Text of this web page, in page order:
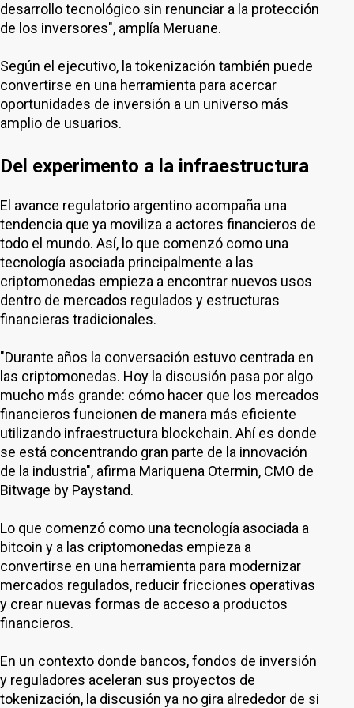
desarrollo tecnológico sin renunciar a la protección
de los inversores", amplía Meruane.
Según el ejecutivo, la tokenización también puede
convertirse en una herramienta para acercar
oportunidades de inversión a un universo más
amplio de usuarios.
Del experimento a la infraestructura
El avance regulatorio argentino acompaña una
tendencia que ya moviliza a actores financieros de
todo el mundo. Así, lo que comenzó como una
tecnología asociada principalmente a las
criptomonedas empieza a encontrar nuevos usos
dentro de mercados regulados y estructuras
financieras tradicionales.
"Durante años la conversación estuvo centrada en
las criptomonedas. Hoy la discusión pasa por algo
mucho más grande: cómo hacer que los mercados
financieros funcionen de manera más eficiente
utilizando infraestructura blockchain. Ahí es donde
se está concentrando gran parte de la innovación
de la industria", afirma Mariquena Otermin, CMO de
Bitwage by Paystand.
Lo que comenzó como una tecnología asociada a
bitcoin y a las criptomonedas empieza a
convertirse en una herramienta para modernizar
mercados regulados, reducir fricciones operativas
y crear nuevas formas de acceso a productos
financieros.
En un contexto donde bancos, fondos de inversión
y reguladores aceleran sus proyectos de
tokenización, la discusión ya no gira alrededor de si